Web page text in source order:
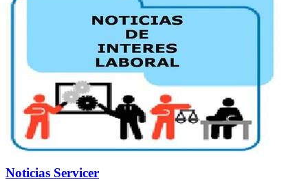
Noticias Servicer